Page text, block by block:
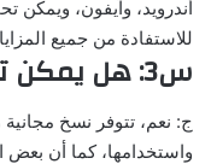
أندرويد، وآيفون، ويمكن
للاستفادة من جميع
س3: هل يمكن تحميل برنامج NSB مجانًا؟
واستخدامها، كما أن بعض